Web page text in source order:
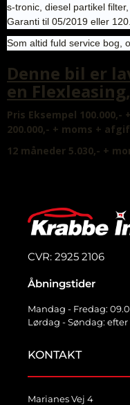
s-tronic, diesel partikel
Garanti til 05/2019 eller
Som altid fuld service bog,
Denne bil er
en Flexleasing,
Pris Eksempel
200.000,- + moms +
12 måneder 5.030,- +
CVR: 2925 2106
Åbningstider
Mandag - Fredag:
Lørdag - Søndag:
KONTAKT
Marianes Vej 4